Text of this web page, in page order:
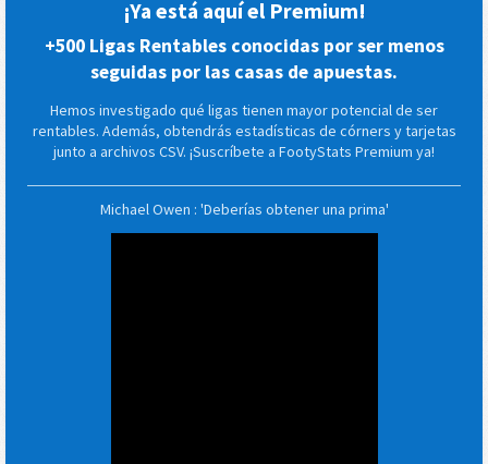
¡Ya está aquí el Premium!
+500 Ligas Rentables conocidas por ser menos
seguidas por las casas de apuestas.
Hemos investigado qué ligas tienen mayor potencial de ser
rentables. Además, obtendrás estadísticas de córners y tarjetas
junto a archivos CSV. ¡Suscríbete a FootyStats Premium ya!
Michael Owen : 'Deberías obtener una prima'